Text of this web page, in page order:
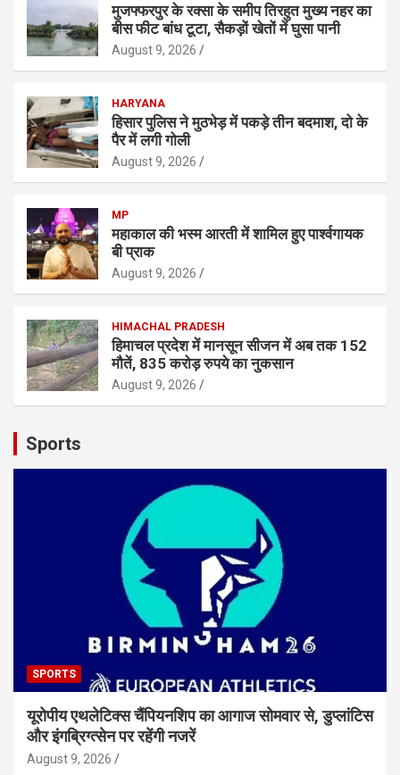
मुजफ्फरपुर के रक्सा के समीप तिरहुत मुख्य नहर का
बीस फीट बांध टूटा, सैकड़ों खेतों में घुसा पानी
August 9, 2026
HARYANA
हिसार पुलिस ने मुठभेड़ में पकड़े तीन बदमाश, दो के
पैर में लगी गोली
August 9, 2026
MP
महाकाल की भस्म आरती में शामिल हुए पार्श्वगायक
बी प्राक
August 9, 2026
HIMACHAL PRADESH
हिमाचल प्रदेश में मानसून सीजन में अब तक 152
मौतें, 835 करोड़ रुपये का नुकसान
August 9, 2026
Sports
SPORTS
यूरोपीय एथलेटिक्स चैंपियनशिप का आगाज सोमवार से, डुप्लांटिस
और इंगब्रिग्त्सेन पर रहेंगी नजरें
August 9, 2026